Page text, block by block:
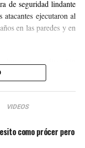
de seguridad lindante
ejecutaron al
en las paredes y en
intervino el personal
a partir de un
similares registrados
vinculadas a
2013 fue destituido
VIDEOS
como prócer pero